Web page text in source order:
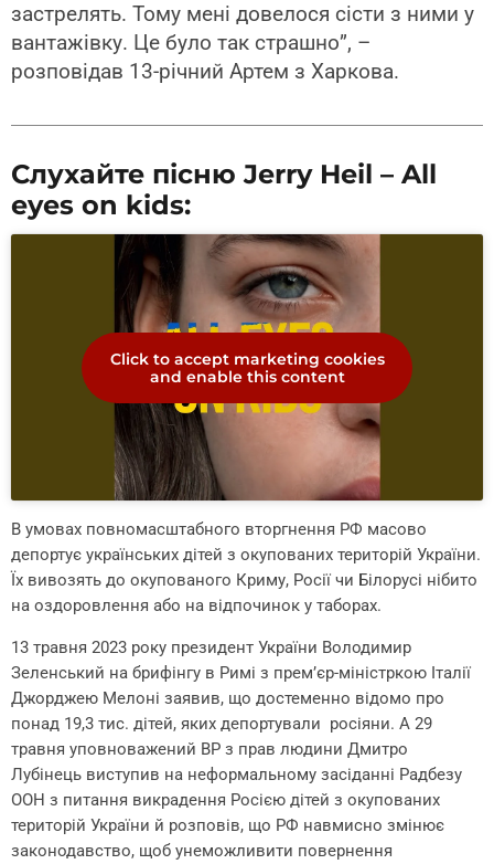
застрелять. Тому мені довелося сісти з ними у
вантажівку. Це було так страшно”, –
розповідав 13-річний Артем з Харкова.
Слухайте пісню Jerry Heil – All
eyes on kids:
Click to accept marketing cookies
and enable this content
В умовах повномасштабного вторгнення РФ масово
депортує українських дітей з окупованих територій України.
Їх вивозять до окупованого Криму, Росії чи Білорусі нібито
на оздоровлення або на відпочинок у таборах.
13 травня 2023 року президент України Володимир
Зеленський на брифінгу в Римі з прем’єр-міністркою Італії
Джорджею Мелоні заявив, що достеменно відомо про
понад 19,3 тис. дітей, яких депортували росіяни. А 29
травня уповноважений ВР з прав людини Дмитро
Лубінець виступив на неформальному засіданні Радбезу
ООН з питання викрадення Росією дітей з окупованих
територій України й розповів, що РФ навмисно змінює
законодавство, щоб унеможливити повернення